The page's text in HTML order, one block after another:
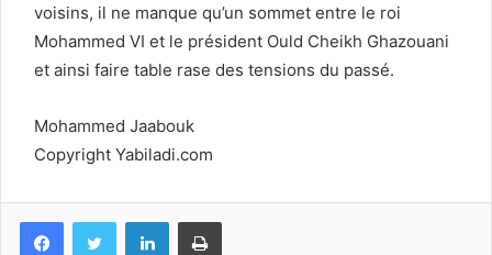
voisins, il ne manque qu’un sommet entre le roi
Mohammed VI et le président Ould Cheikh Ghazouani
et ainsi faire table rase des tensions du passé.
Mohammed Jaabouk
Copyright Yabiladi.com
FacebookTwitter LinkedinImprimer